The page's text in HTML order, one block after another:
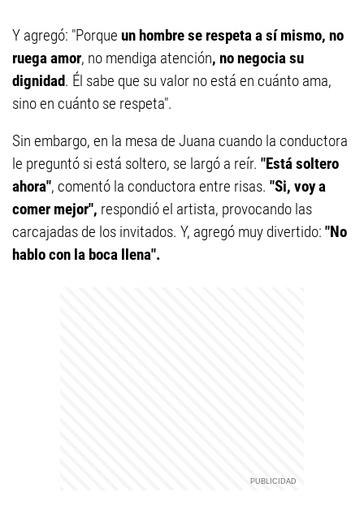
Y agregó: "Porque un hombre se respeta a sí mismo, no
ruega amor, no mendiga atención, no negocia su
dignidad. Él sabe que su valor no está en cuánto ama,
sino en cuánto se respeta".
Sin embargo, en la mesa de Juana cuando la conductora
le preguntó si está soltero, se largó a reír. "Está soltero
ahora", comentó la conductora entre risas. "Si, voy a
comer mejor", respondió el artista, provocando las
carcajadas de los invitados. Y, agregó muy divertido: "No
hablo con la boca llena".